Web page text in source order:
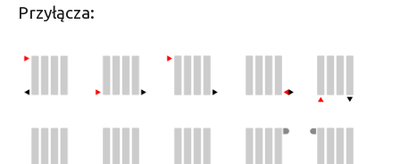
Przyłącza: